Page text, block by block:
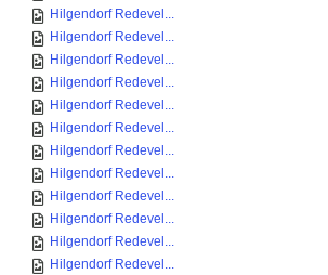
Hilgendorf Redevel...
Hilgendorf Redevel...
Hilgendorf Redevel...
Hilgendorf Redevel...
Hilgendorf Redevel...
Hilgendorf Redevel...
Hilgendorf Redevel...
Hilgendorf Redevel...
Hilgendorf Redevel...
Hilgendorf Redevel...
Hilgendorf Redevel...
Hilgendorf Redevel...